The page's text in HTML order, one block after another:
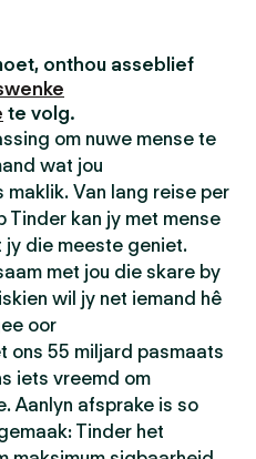
onthou asseblief
te volg.
om nuwe mense te
wat jou
Van lang reise per
Tinder kan jy met mense
die meeste geniet.
met jou die skare by
wil jy net iemand hê
oor
ons 55 miljard pasmaats
iets vreemd om
Aanlyn afsprake is so
Tinder het